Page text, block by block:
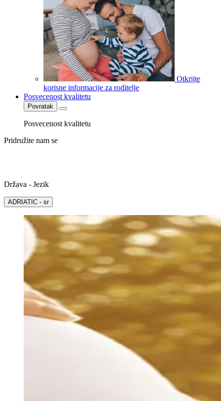
Otkrijte
korisne informacije za roditelje
Posvecenost kvalitetu
Povratak
Posvecenost kvalitetu
Pridružite nam se
Država - Jezik
ADRIATIC - sr